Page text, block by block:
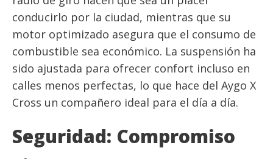
conducirlo por la ciudad, mientras que su
motor optimizado asegura que el consumo de
combustible sea económico. La suspensión ha
sido ajustada para ofrecer confort incluso en
calles menos perfectas, lo que hace del Aygo X
Cross un compañero ideal para el día a día.
Seguridad: Compromiso